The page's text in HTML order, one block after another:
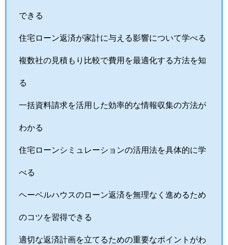
できる
住宅ローン返済が家計に与える影響について学べる
複数社の見積もり比較で費用を最適化する方法を知
る
一括資料請求を活用した効率的な情報収集の方法が
わかる
住宅ローンシミュレーションの活用法を具体的に学
べる
ヘーベルハウスのローン返済を無理なく進めるため
のコツを習得できる
適切な返済計画を立てるための重要なポイントがわ